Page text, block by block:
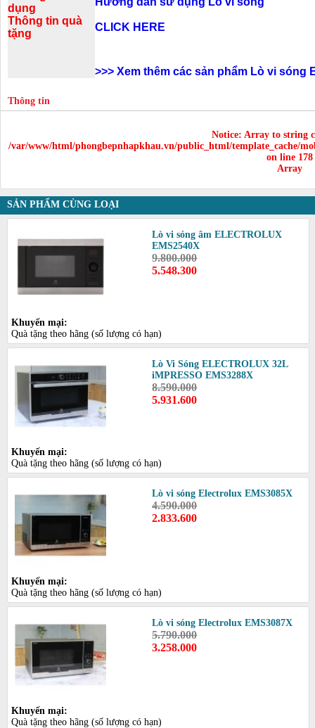
dụng
Thông tin quà
tặng
CLICK HERE
>>> Xem thêm các sản phẩm Lò vi sóng
Thông tin
Notice: Array to string
/var/www/html/phongbepnhapkhau.vn/public_html/template_cache/
on line 178
Array
SẢN PHẨM CÙNG LOẠI
Lò vi sóng âm ELECTROLUX
EMS2540X
9.800.000
5.548.300
Khuyến mại:
Quà tặng theo hãng (số lượng có hạn)
Lò Vi Sóng ELECTROLUX 32L
iMPRESSO EMS3288X
8.590.000
5.931.600
Khuyến mại:
Quà tặng theo hãng (số lượng có hạn)
Lò vi sóng Electrolux EMS3085X
4.590.000
2.833.600
Khuyến mại:
Quà tặng theo hãng (số lượng có hạn)
Lò vi sóng Electrolux EMS3087X
5.790.000
3.258.000
Khuyến mại:
Quà tặng theo hãng (số lượng có hạn)